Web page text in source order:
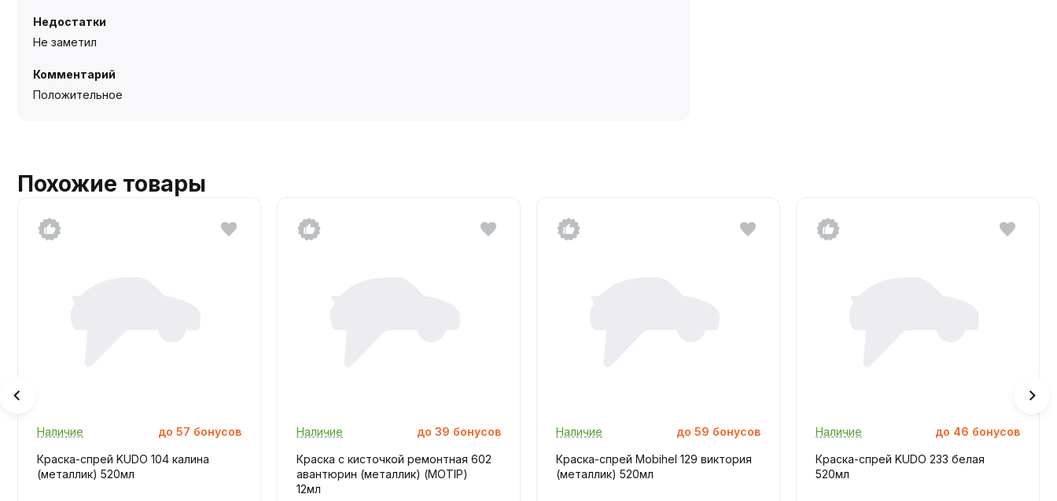
Недостатки
Не заметил
Комментарий
Положительное
Похожие товары
Наличие до 57 бонусов
Краска-спрей KUDO 104 калина
(металлик) 520мл
Наличие до 39 бонусов
Краска с кисточкой ремонтная 602
авантюрин (металлик) (MOTIP)
12мл
Наличие до 59 бонусов
Краска-спрей Mobihel 129 виктория
(металлик) 520мл
Наличие до 46 бонусов
Краска-спрей KUDO 233 белая
520мл